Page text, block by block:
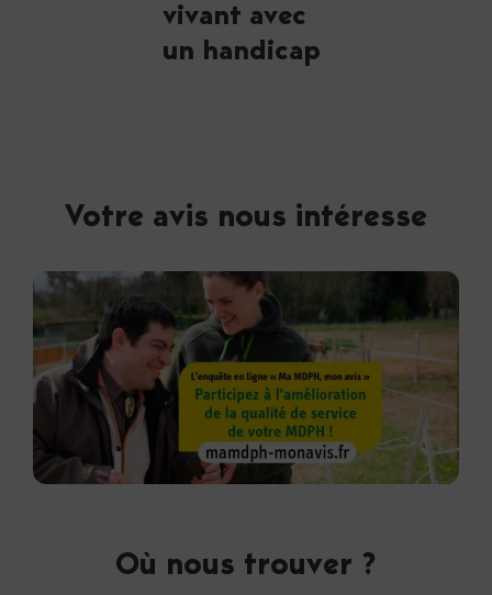
vivant avec
un handicap
Votre avis nous intéresse
Où nous trouver ?